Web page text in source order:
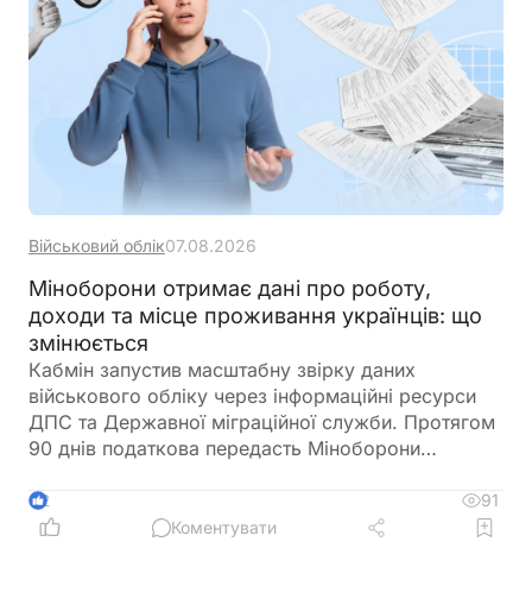
Військовий облік07.08.2026
Міноборони отримає дані про роботу,
доходи та місце проживання українців: що
змінюється
Кабмін запустив масштабну звірку даних
військового обліку через інформаційні ресурси
ДПС та Державної міграційної служби. Протягом
90 днів податкова передасть Міноборони
років, включаючи відомості про місце роботи,
доходи та персональні дані. Паралельно ДМС
2
91
Коментувати